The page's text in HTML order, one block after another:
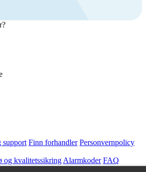
support Finn forhandler Personvernpolicy
og kvalitetssikring Alarmkoder FAQ